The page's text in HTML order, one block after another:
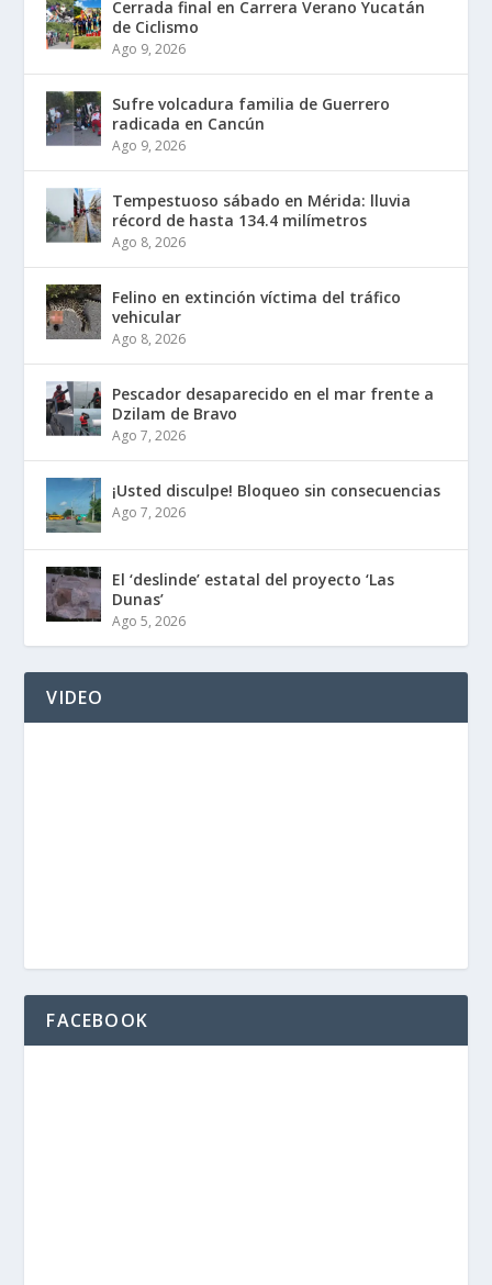
Cerrada final en Carrera Verano Yucatán
de Ciclismo
Ago 9, 2026
Sufre volcadura familia de Guerrero
radicada en Cancún
Ago 9, 2026
Tempestuoso sábado en Mérida: lluvia
récord de hasta 134.4 milímetros
Ago 8, 2026
Felino en extinción víctima del tráfico
vehicular
Ago 8, 2026
Pescador desaparecido en el mar frente a
Dzilam de Bravo
Ago 7, 2026
¡Usted disculpe! Bloqueo sin consecuencias
Ago 7, 2026
El ‘deslinde’ estatal del proyecto ‘Las
Dunas’
Ago 5, 2026
VIDEO
FACEBOOK